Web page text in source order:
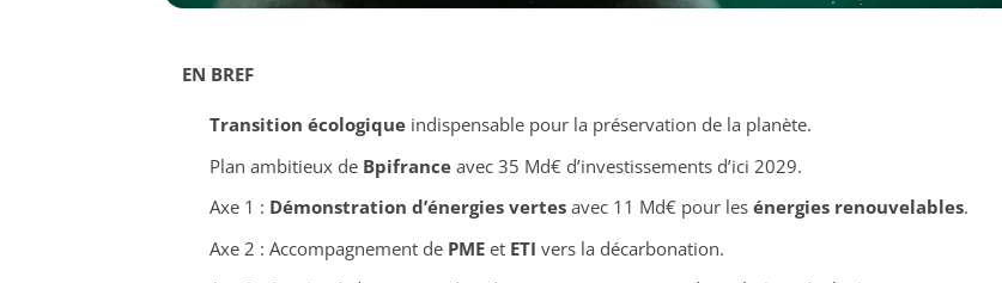
EN BREF
Transition écologiqueindispensable pour la préservation de la planète.
Plan ambitieux de Bpifranceavec 35 Md€ d’investissements d’ici 2029.
Axe 1 : Démonstration d’énergies vertesavec 11 Md€ pour les énergies renouvelables.
Axe 2 : Accompagnement de PMEet ETI vers la décarbonation.